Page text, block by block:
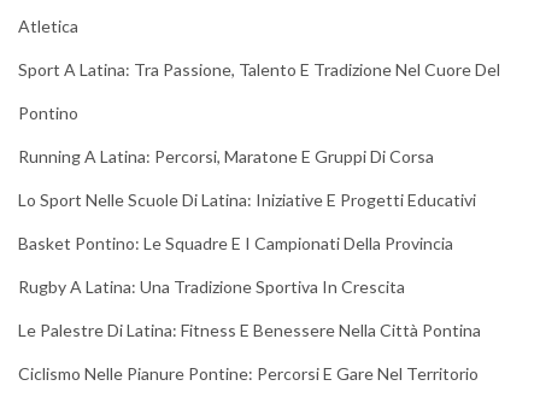
Atletica
Sport A Latina: Tra Passione, Talento E Tradizione Nel Cuore Del
Pontino
Running A Latina: Percorsi, Maratone E Gruppi Di Corsa
Lo Sport Nelle Scuole Di Latina: Iniziative E Progetti Educativi
Basket Pontino: Le Squadre E I Campionati Della Provincia
Rugby A Latina: Una Tradizione Sportiva In Crescita
Le Palestre Di Latina: Fitness E Benessere Nella Città Pontina
Ciclismo Nelle Pianure Pontine: Percorsi E Gare Nel Territorio